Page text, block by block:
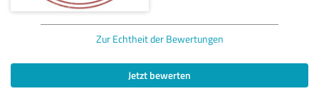
Zur Echtheit der Bewertungen
Jetzt bewerten